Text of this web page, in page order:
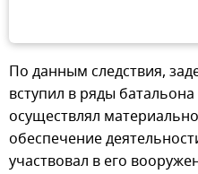
По данным следствия,
вступил в ряды
осуществлял
обеспечение
участвовал в его